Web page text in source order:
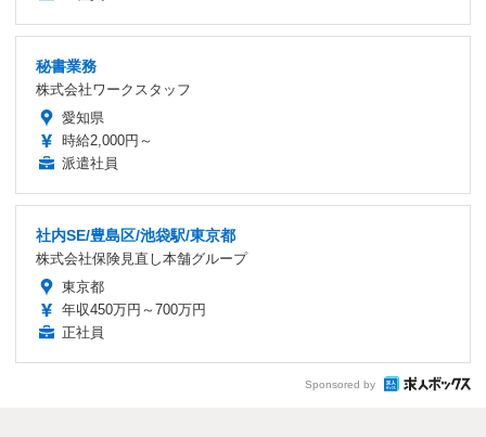
秘書業務
株式会社ワークスタッフ
愛知県
時給2,000円～
派遣社員
社内SE/豊島区/池袋駅/東京都
株式会社保険見直し本舗グループ
東京都
年収450万円～700万円
正社員
Sponsored by